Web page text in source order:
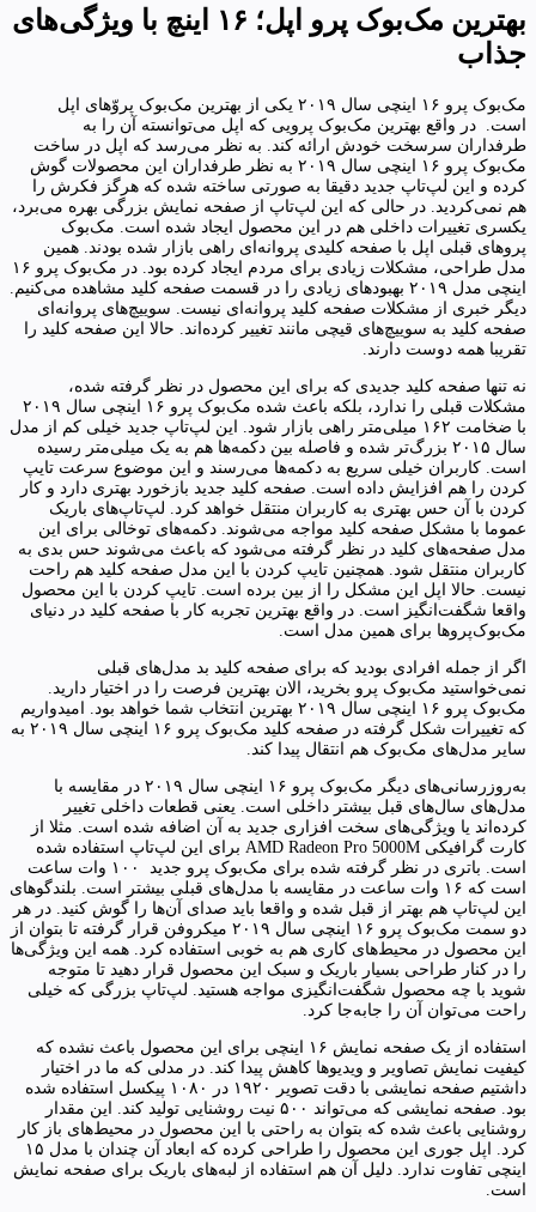
بهترین مک‌بوک پرو اپل؛ ۱۶ اینچ با ویژگی‌های
جذاب
مک‌بوک پرو ۱۶ اینچی سال ۲۰۱۹ یکی از بهترین مک‌بوک پرو‌ّهای اپل
است. در واقع بهترین مک‌بوک پرویی که اپل می‌توانسته آن را به
طرفداران سرسخت خودش ارائه کند. به نظر می‌رسد که اپل در ساخت
مک‌بوک پرو ۱۶ اینچی سال ۲۰۱۹ به نظر طرفداران این محصولات گوش
کرده و این لپ‌تاپ جدید دقیقا به صورتی ساخته شده که هرگز فکرش را
هم نمی‌کردید. در حالی که این لپ‌تاپ از صفحه نمایش بزرگی بهره می‌برد،
یکسری تغییرات داخلی هم در این محصول ایجاد شده است. مک‌بوک
پرو‌های قبلی اپل با صفحه کلیدی پروانه‌ای راهی بازار شده بودند. همین
مدل طراحی، مشکلات زیادی برای مردم ایجاد کرده بود. در مک‌بوک پرو ۱۶
اینچی مدل ۲۰۱۹ بهبودهای زیادی را در قسمت صفحه کلید مشاهده می‌کنیم.
دیگر خبری از مشکلات صفحه کلید پروانه‌ای نیست. سوییچ‌های پروانه‌ای
صفحه کلید به سوییچ‌های قیچی مانند تغییر کرده‌اند. حالا این صفحه کلید را
تقریبا همه دوست دارند.
نه تنها صفحه کلید جدیدی که برای این محصول در نظر گرفته شده،
مشکلات قبلی را ندارد، بلکه باعث شده مک‌بوک پرو ۱۶ اینچی سال ۲۰۱۹
با ضخامت ۱۶۲ میلی‌متر راهی بازار شود. این لپ‌تاپ جدید خیلی کم از مدل
سال ۲۰۱۵ بزرگ‌تر شده و فاصله بین دکمه‌ها هم به یک میلی‌متر رسیده
است. کاربران خیلی سریع به دکمه‌ها می‌رسند و این موضوع سرعت تایپ
کردن را هم افزایش داده است. صفحه کلید جدید بازخورد بهتری دارد و کار
کردن با آن حس بهتری به کاربران منتقل خواهد کرد. لپ‌تاپ‌های باریک
عموما با مشکل صفحه کلید مواجه می‌شوند. دکمه‌های توخالی برای این
مدل صفحه‌‌های کلید در نظر گرفته می‌شود که باعث می‌شوند حس بدی به
کاربران منتقل شود. همچنین تایپ کردن با این مدل صفحه کلید هم راحت
نیست. حالا اپل این مشکل را از بین برده است. تایپ کردن با این محصول
واقعا شگفت‌انگیز است. در واقع بهترین تجربه کار با صفحه کلید در دنیای
مک‌بوک‌پرو‌ها برای همین مدل است.
اگر از جمله افرادی بودید که برای صفحه کلید بد مدل‌های قبلی
نمی‌خواستید مک‌بوک پرو بخرید، الان بهترین فرصت را در اختیار دارید.
مک‌بوک پرو ۱۶ اینچی سال ۲۰۱۹ بهترین انتخاب شما خواهد بود. امیدواریم
که تغییرات شکل گرفته در صفحه کلید مک‌بوک پرو ۱۶ اینچی سال ۲۰۱۹ به
سایر مدل‌های مک‌بوک هم انتقال پیدا کند.
به‌روزرسانی‌های دیگر مک‌بوک پرو ۱۶ اینچی سال ۲۰۱۹ در مقایسه با
مدل‌های سال‌های قبل بیشتر داخلی است. یعنی قطعات داخلی تغییر
کرده‌اند یا ویژگی‌های سخت افزاری جدید به آن اضافه شده است. مثلا از
کارت گرافیکی AMD Radeon Pro 5000M برای این لپ‌تاپ استفاده شده
است. باتری در نظر گرفته شده برای مک‌بوک پرو جدید ۱۰۰ وات ساعت
است که ۱۶ وات ساعت در مقایسه با مدل‌های قبلی بیشتر است. بلندگوهای
این لپ‌تاپ هم بهتر از قبل شده و واقعا باید صدای آن‌ها را گوش کنید. در هر
دو سمت مک‌بوک پرو ۱۶ اینچی سال ۲۰۱۹ میکروفن قرار گرفته تا بتوان از
این محصول در محیط‌های کاری هم به خوبی استفاده کرد. همه این ویژگی‌ها
را در کنار طراحی بسیار باریک و سبک این محصول قرار دهید تا متوجه
شوید با چه محصول شگفت‌انگیزی مواجه هستید. لپ‌تاپ بزرگی که خیلی
راحت می‌توان آن را جابه‌جا کرد.
استفاده از یک صفحه نمایش ۱۶ اینچی برای این محصول باعث نشده که
کیفیت نمایش تصاویر و ویدیوها کاهش پیدا کند. در مدلی که ما در اختیار
داشتیم صفحه نمایشی با دقت تصویر ۱۹۲۰ در ۱۰۸۰ پیکسل استفاده شده
بود. صفحه نمایشی که می‌تواند ۵۰۰ نیت روشنایی تولید کند. این مقدار
روشنایی باعث شده که بتوان به راحتی با این محصول در محیط‌های باز کار
کرد. اپل جوری این محصول را طراحی کرده که ابعاد آن چندان با مدل ۱۵
اینچی تفاوت ندارد. دلیل آن هم استفاده از لبه‌های باریک برای صفحه نمایش
است.